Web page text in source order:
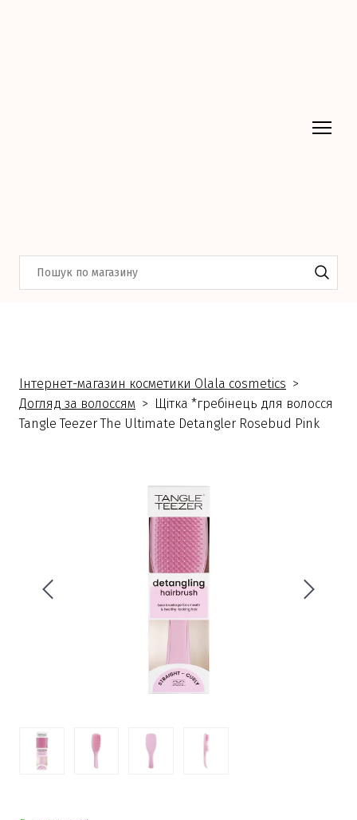
Інтернет-магазин косметики Olala cosmetics
Догляд за волоссям
Щітка *гребінець для волосся
Tangle Teezer The Ultimate Detangler Rosebud Pink